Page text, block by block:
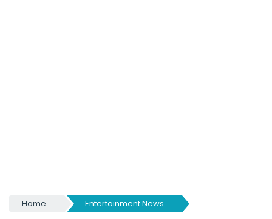
Home Entertainment News